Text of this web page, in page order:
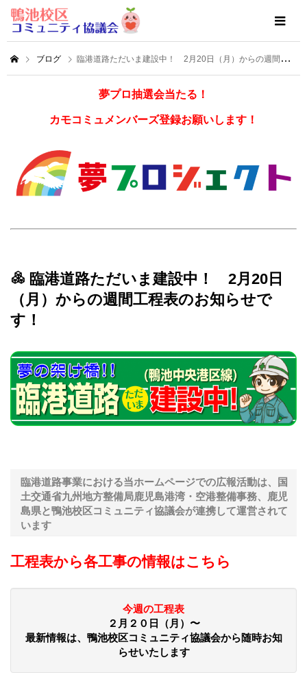
ブログ 臨港道路ただいま建設中！ 2月20日（月）からの週間工程表のお知らせです！
夢プロ抽選会当たる！
カモコミュメンバーズ登録お願いします！
臨港道路ただいま建設中！ 2月20日
（月）からの週間工程表のお知らせで
す！
臨港道路事業における当ホームページでの広報活動は、国
土交通省九州地方整備局鹿児島港湾・空港整備事務、鹿児
島県と鴨池校区コミュニティ協議会が連携して運営されて
います
工程表から各工事の情報はこちら
今週の工程表
２月２０日（月）〜
最新情報は、鴨池校区コミュニティ協議会から随時お知
らせいたします